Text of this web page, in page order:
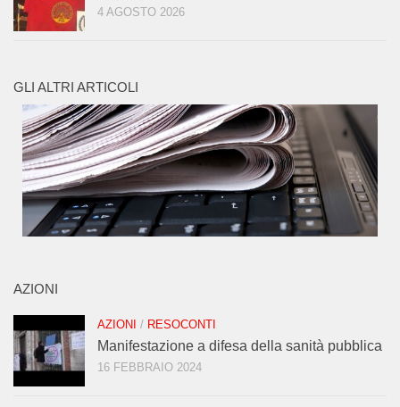
4 AGOSTO 2026
GLI ALTRI ARTICOLI
AZIONI
AZIONI / RESOCONTI
Manifestazione a difesa della sanità pubblica
16 FEBBRAIO 2024